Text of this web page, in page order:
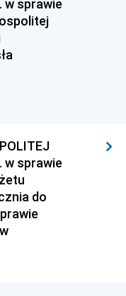
w sprawie
w sprawie
do